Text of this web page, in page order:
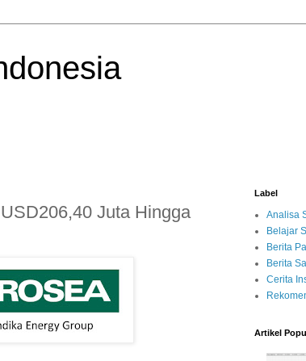
Juta Hingga
Label
Analisa
Belajar
Berita
Berita
Cerita
Artikel